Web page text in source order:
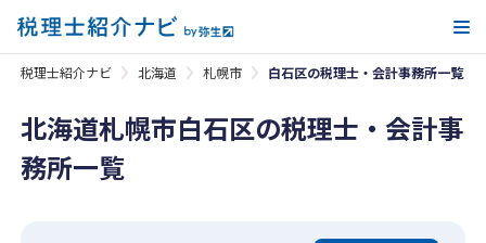
税理士紹介ナビ 北海道 札幌市 白石区の税理士・会計事務所一覧
北海道札幌市白石区の税理士・会計事
務所一覧